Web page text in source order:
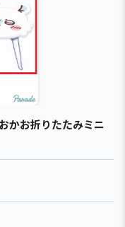
かお折りたたみミニ